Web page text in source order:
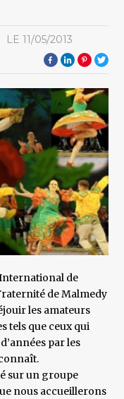
LE 11/05/2013
International de
de Malmedy
les amateurs
tels que ceux qui
par les
sur un groupe
nous accueillerons